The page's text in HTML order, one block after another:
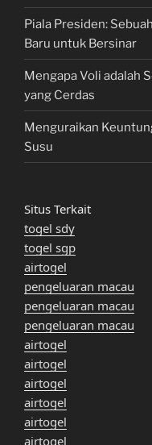
Piala Presiden:
Baru untuk Bersinar
Mengapa Voli adalah
yang Cerdas
Menguraikan
Susu
Situs Terkait
togel sdy
togel sgp
airtogel
pengeluaran macau
pengeluaran macau
pengeluaran macau
airtogel
airtogel
airtogel
airtogel
airtogel
airtogel